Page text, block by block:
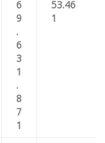
6
9
.
6
3
1
.
8
7
1
53.46
1